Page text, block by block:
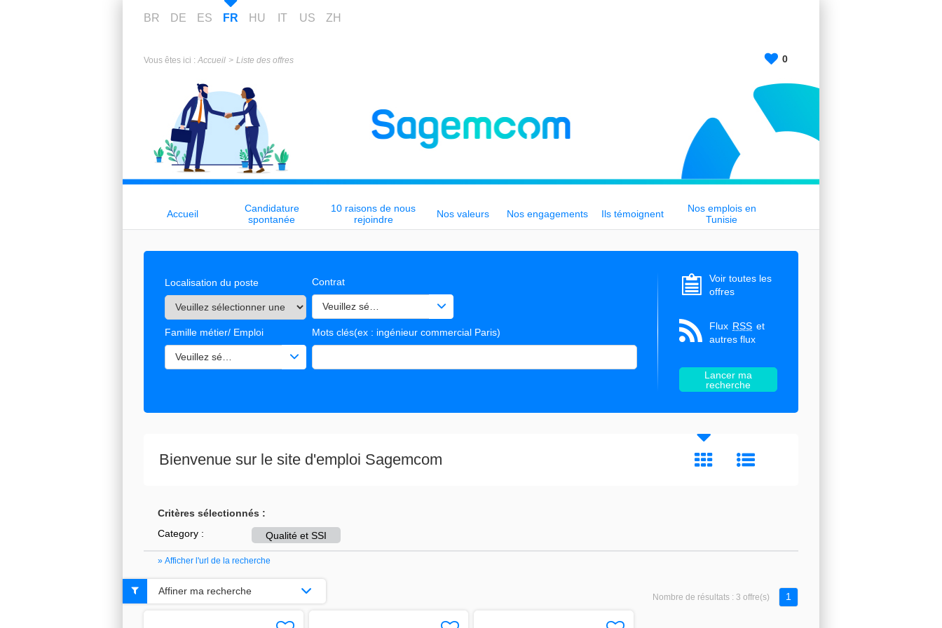
BR DE ES FR HU IT US ZH
Vous êtes ici : Accueil Liste des offres 0
Accueil
Candidature
spontanée
10 raisons de nous
rejoindre
Nos valeurs Nos engagements Ils témoignent
Nos emplois en
Tunisie
Localisation du poste Contrat
Veuillez sélectionner une ou des valeurs
Famille métier/ Emploi
Veuillez sélectionner une ou des valeurs
Mots clés(ex : ingénieur commercial Paris)
Voir toutes les
offres
Flux RSS et
autres flux
Bienvenue sur le site d'emploi Sagemcom
Critères sélectionnés :
Category :
Qualité et SSI
» Afficher l'url de la recherche
Nombre de résultats : 3 offre(s) 1
Affiner ma recherche